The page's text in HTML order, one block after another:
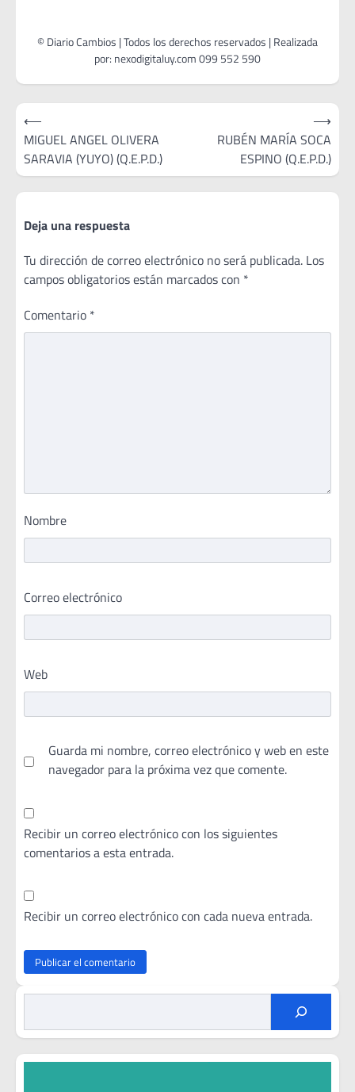
Navegación
de
entradas
⟵
MIGUEL ANGEL OLIVERA
SARAVIA (YUYO) (Q.E.P.D.)
RUBÉN MARÍA SOCA
ESPINO (Q.E.P.D.)
⟶
Deja una respuesta
Tu dirección de correo electrónico no será publicada. Los
campos obligatorios están marcados con *
Comentario *
Nombre
Correo electrónico
Web
Guarda mi nombre, correo electrónico y web en este
navegador para la próxima vez que comente.
Recibir un correo electrónico con los siguientes
comentarios a esta entrada.
Recibir un correo electrónico con cada nueva entrada.